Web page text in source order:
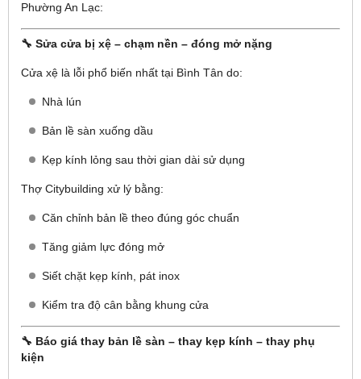
Phường An Lạc:
🔧 Sửa cửa bị xệ – chạm nền – đóng mở nặng
Cửa xệ là lỗi phổ biến nhất tại Bình Tân do:
Nhà lún
Bản lề sàn xuống dầu
Kẹp kính lỏng sau thời gian dài sử dụng
Thợ Citybuilding xử lý bằng:
Căn chỉnh bản lề theo đúng góc chuẩn
Tăng giảm lực đóng mở
Siết chặt kẹp kính, pát inox
Kiểm tra độ cân bằng khung cửa
🔧 Báo giá thay bản lề sàn – thay kẹp kính – thay phụ
kiện